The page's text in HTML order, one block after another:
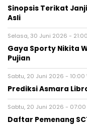
Sinopsis Terikat
Asli
Selasa, 30 Juni 2026 -
Gaya Sporty Nikita
Pujian
Sabtu, 20 Juni 2026 - 10:00
Prediksi Asmara
Sabtu, 20 Juni 2026 - 07:00
Daftar Pemenang